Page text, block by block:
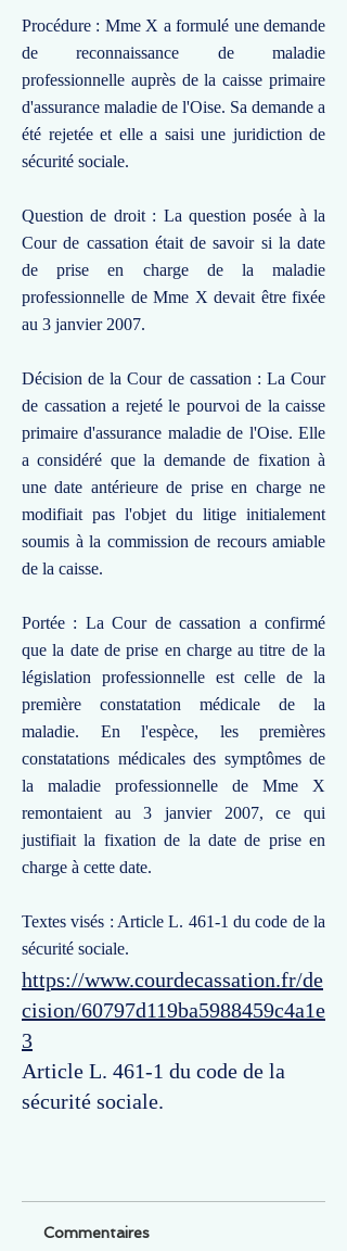
Procédure : Mme X a formulé une demande
de reconnaissance de maladie
professionnelle auprès de la caisse primaire
d'assurance maladie de l'Oise. Sa demande a
été rejetée et elle a saisi une juridiction de
sécurité sociale.
Question de droit : La question posée à la
Cour de cassation était de savoir si la date
de prise en charge de la maladie
professionnelle de Mme X devait être fixée
au 3 janvier 2007.
Décision de la Cour de cassation : La Cour
de cassation a rejeté le pourvoi de la caisse
primaire d'assurance maladie de l'Oise. Elle
a considéré que la demande de fixation à
une date antérieure de prise en charge ne
modifiait pas l'objet du litige initialement
soumis à la commission de recours amiable
de la caisse.
Portée : La Cour de cassation a confirmé
que la date de prise en charge au titre de la
législation professionnelle est celle de la
première constatation médicale de la
maladie. En l'espèce, les premières
constatations médicales des symptômes de
la maladie professionnelle de Mme X
remontaient au 3 janvier 2007, ce qui
justifiait la fixation de la date de prise en
charge à cette date.
Textes visés : Article L. 461-1 du code de la
sécurité sociale.
https://www.courdecassation.fr/de
cision/60797d119ba5988459c4a1e
3
Article L. 461-1 du code de la
sécurité sociale.
Commentaires